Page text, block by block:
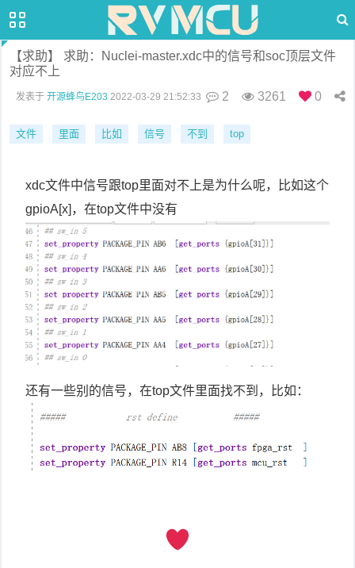
【求助】 求助：Nuclei-master.xdc中的信号和soc顶层文件
对应不上
发表于 开源蜂鸟E203 2022-03-29 21:52:33 2 3261 0
文件 里面 比如 信号 不到 top
xdc文件中信号跟top里面对不上是为什么呢，比如这个
gpioA[x]，在top文件中没有
还有一些别的信号，在top文件里面找不到，比如：